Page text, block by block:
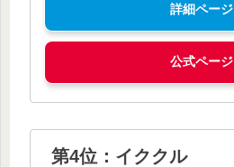
詳細ページ
公式ページ
第4位：イククル